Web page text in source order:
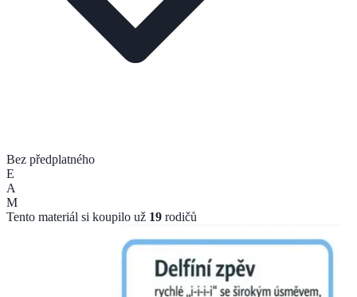
Bez předplatného
E
A
M
Tento materiál si koupilo už 19 rodičů